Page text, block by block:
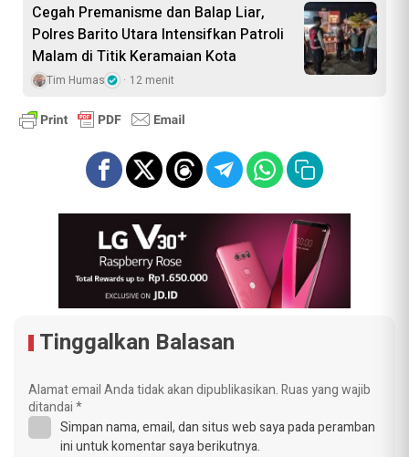
Cegah Premanisme dan Balap Liar,
Polres Barito Utara Intensifkan Patroli
Malam di Titik Keramaian Kota
Tim Humas 12 menit
Tinggalkan Balasan
Alamat email Anda tidak akan dipublikasikan.Ruas yang wajib
ditandai*
Simpan nama, email, dan situs web saya pada peramban
ini untuk komentar saya berikutnya.